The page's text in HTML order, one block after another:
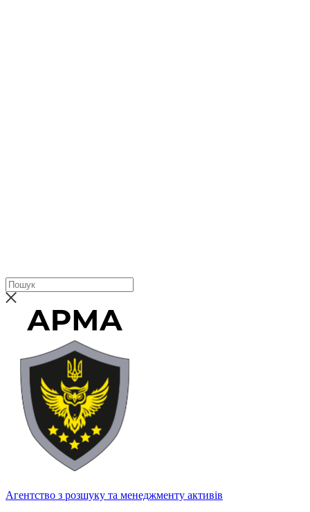
Агентство з розшуку та менеджменту активів